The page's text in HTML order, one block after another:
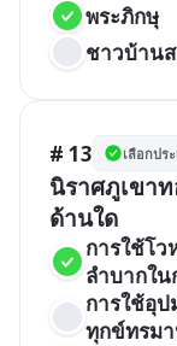
พระภิกษุ
ชาวบ้าน
# 13 เลือกปร
นิราศภูเขา
ด้านใด
การใช้โ
ลำบากใน
การใช้อุป
ทุกข์ทรม